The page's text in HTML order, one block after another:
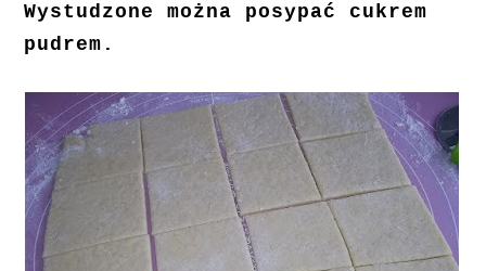
Wystudzone można posypać cukrem
pudrem.